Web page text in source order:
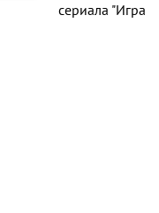
сериала "Игра